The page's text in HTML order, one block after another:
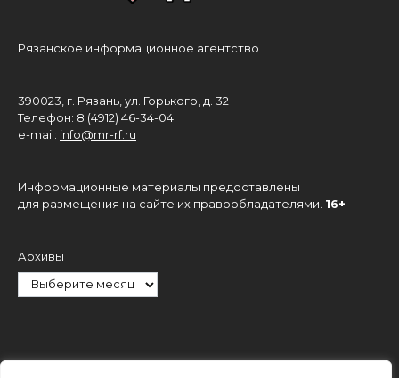
Рязанское информационное агентство
390023, г. Рязань, ул. Горького, д. 32
Телефон: 8 (4912) 46-34-04
e-mail: info@mr-rf.ru
Информационные материалы предоставлены
для размещения на сайте их правообладателями. 16+
Архивы